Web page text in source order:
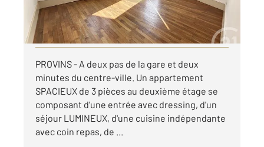
par mois charges comprises
Visiter le site dédié
PROVINS - A deux pas de la gare et deux
minutes du centre-ville. Un appartement
SPACIEUX de 3 pièces au deuxième étage se
composant d'une entrée avec dressing, d'un
séjour LUMINEUX, d'une cuisine indépendante
avec coin repas, de ...